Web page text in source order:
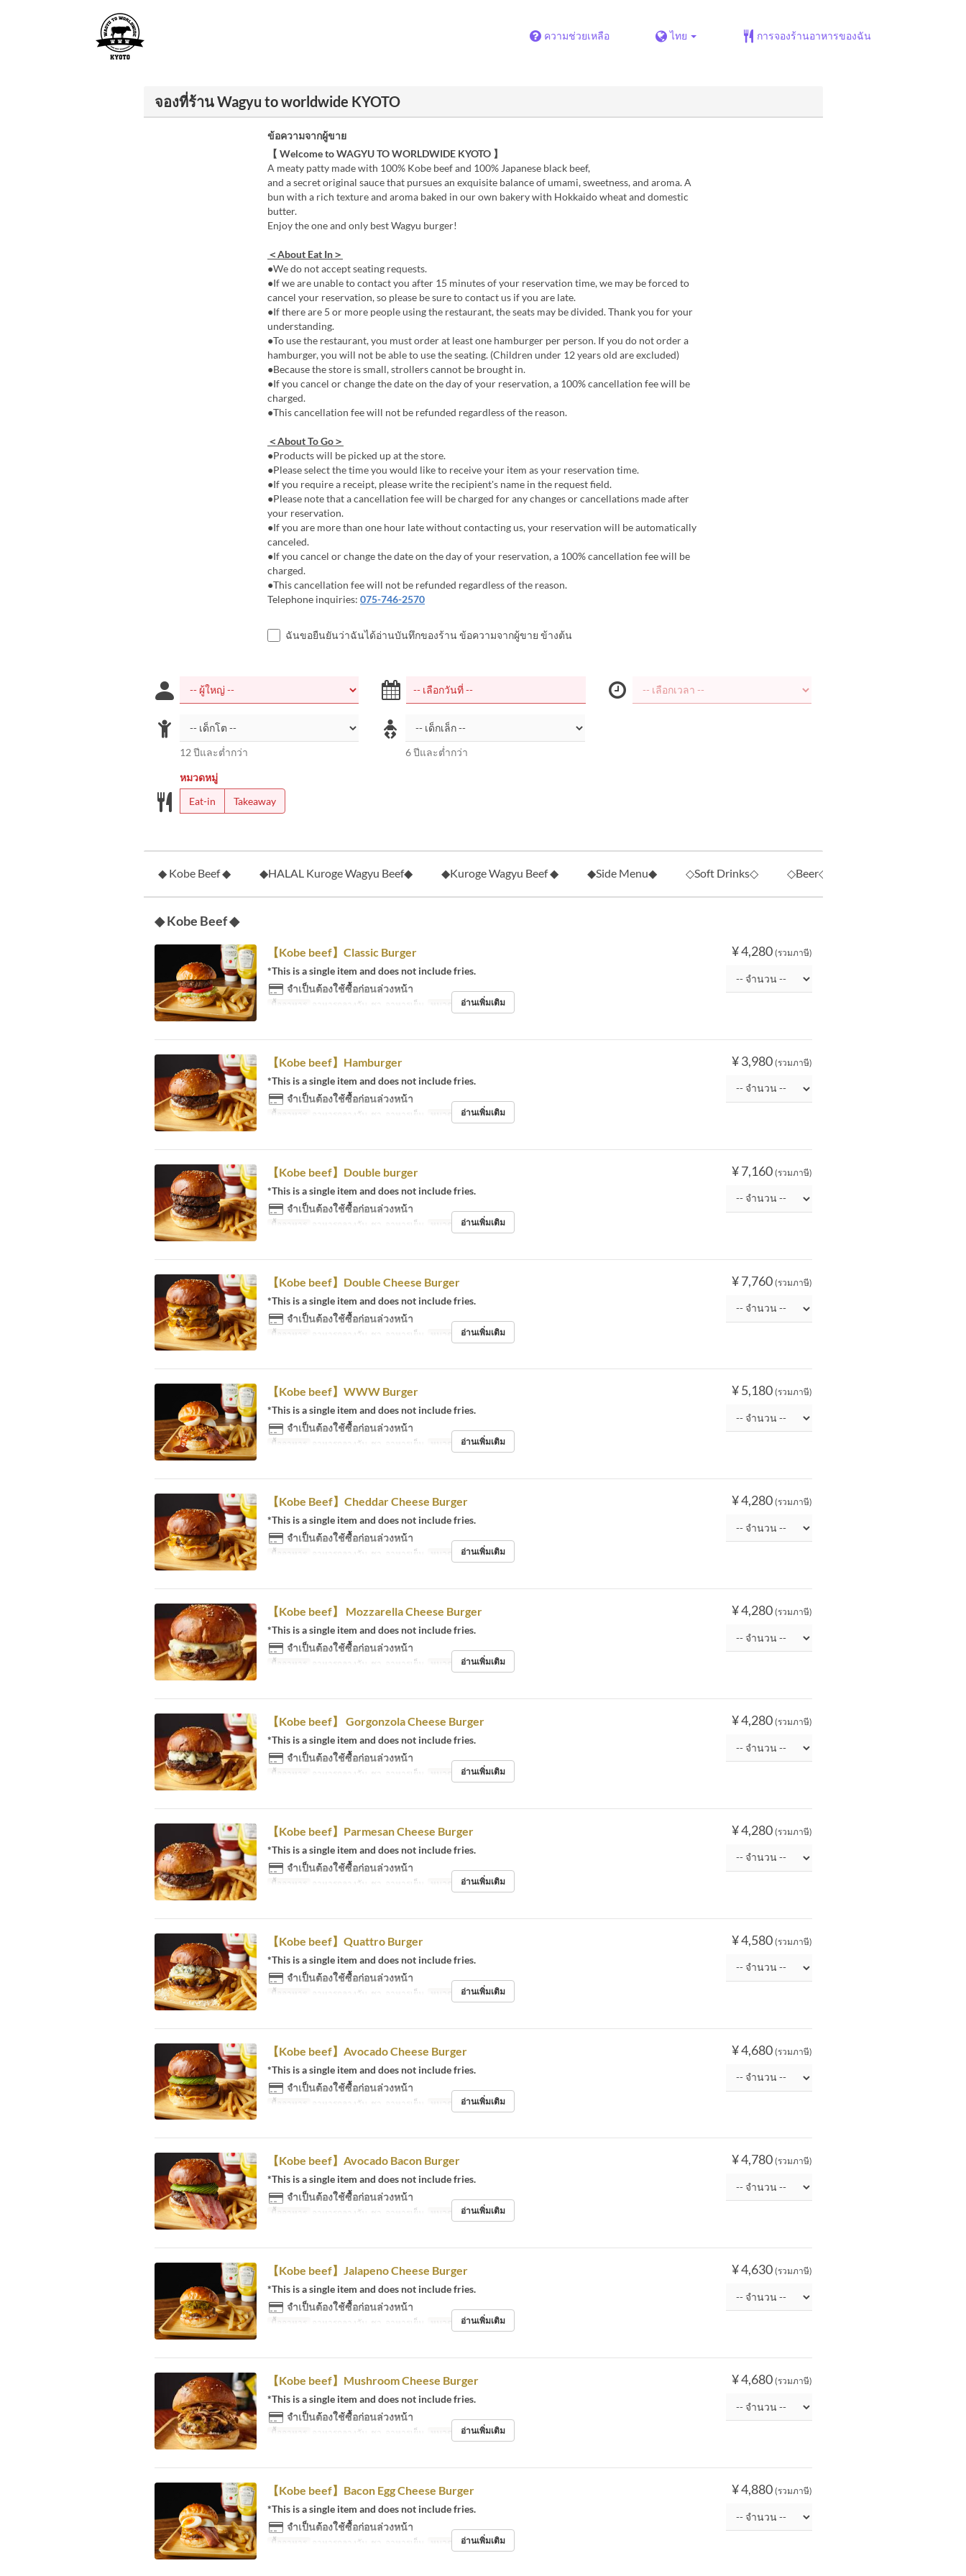
ความช่วยเหลือ ไทย การจองร้านอาหารของฉัน
จองที่ร้าน Wagyu to worldwide KYOTO
ข้อความจากผู้ขาย
【 Welcome to WAGYU TO WORLDWIDE KYOTO 】
A meaty patty made with 100% Kobe beef and 100% Japanese black beef,
and a secret original sauce that pursues an exquisite balance of umami, sweetness, and aroma. A
bun with a rich texture and aroma baked in our own bakery with Hokkaido wheat and domestic
butter.
Enjoy the one and only best Wagyu burger!
＜About Eat In＞
●We do not accept seating requests.
●If we are unable to contact you after 15 minutes of your reservation time, we may be forced to
cancel your reservation, so please be sure to contact us if you are late.
●If there are 5 or more people using the restaurant, the seats may be divided. Thank you for your
understanding.
●To use the restaurant, you must order at least one hamburger per person. If you do not order a
hamburger, you will not be able to use the seating. (Children under 12 years old are excluded)
●Because the store is small, strollers cannot be brought in.
●If you cancel or change the date on the day of your reservation, a 100% cancellation fee will be
charged.
●This cancellation fee will not be refunded regardless of the reason.
＜About To Go＞
●Products will be picked up at the store.
●Please select the time you would like to receive your item as your reservation time.
●If you require a receipt, please write the recipient's name in the request field.
●Please note that a cancellation fee will be charged for any changes or cancellations made after
your reservation.
●If you are more than one hour late without contacting us, your reservation will be automatically
canceled.
●If you cancel or change the date on the day of your reservation, a 100% cancellation fee will be
charged.
●This cancellation fee will not be refunded regardless of the reason.
Telephone inquiries: 075-746-2570
ฉันขอยืนยันว่าฉันได้อ่านบันทึกของร้าน ข้อความจากผู้ขาย ข้างต้น
12 ปีและต่ำกว่า 6 ปีและต่ำกว่า
หมวดหมู่
Eat-in
Takeaway
◆ Kobe Beef ◆ ◆HALAL Kuroge Wagyu Beef◆ ◆Kuroge Wagyu Beef ◆ ◆Side Menu◆ ◇Soft Drinks◇ ◇Beer◇
◆ Kobe Beef ◆
¥ 4,280 (รวมภาษี)
【Kobe beef】Classic Burger
*This is a single item and does not include fries.
จำเป็นต้องใช้ซื้อก่อนล่วงหน้า
มื้ออาหาร อาหารกลางวัน, ชา, อาหารเย็น หมวดหมู่ที่นั่ง Eat-in
อ่านเพิ่มเติม
¥ 3,980 (รวมภาษี)
【Kobe beef】Hamburger
*This is a single item and does not include fries.
จำเป็นต้องใช้ซื้อก่อนล่วงหน้า
มื้ออาหาร อาหารกลางวัน, ชา, อาหารเย็น หมวดหมู่ที่นั่ง Eat-in
อ่านเพิ่มเติม
¥ 7,160 (รวมภาษี)
【Kobe beef】Double burger
*This is a single item and does not include fries.
จำเป็นต้องใช้ซื้อก่อนล่วงหน้า
มื้ออาหาร อาหารกลางวัน, ชา, อาหารเย็น หมวดหมู่ที่นั่ง Eat-in
อ่านเพิ่มเติม
¥ 7,760 (รวมภาษี)
【Kobe beef】Double Cheese Burger
*This is a single item and does not include fries.
จำเป็นต้องใช้ซื้อก่อนล่วงหน้า
มื้ออาหาร อาหารกลางวัน, ชา, อาหารเย็น หมวดหมู่ที่นั่ง Eat-in
อ่านเพิ่มเติม
¥ 5,180 (รวมภาษี)
【Kobe beef】WWW Burger
*This is a single item and does not include fries.
จำเป็นต้องใช้ซื้อก่อนล่วงหน้า
มื้ออาหาร อาหารกลางวัน, ชา, อาหารเย็น หมวดหมู่ที่นั่ง Eat-in
อ่านเพิ่มเติม
¥ 4,280 (รวมภาษี)
【Kobe Beef】Cheddar Cheese Burger
*This is a single item and does not include fries.
จำเป็นต้องใช้ซื้อก่อนล่วงหน้า
มื้ออาหาร อาหารกลางวัน, ชา, อาหารเย็น หมวดหมู่ที่นั่ง Eat-in
อ่านเพิ่มเติม
¥ 4,280 (รวมภาษี)
【Kobe beef】 Mozzarella Cheese Burger
*This is a single item and does not include fries.
จำเป็นต้องใช้ซื้อก่อนล่วงหน้า
มื้ออาหาร อาหารกลางวัน, ชา, อาหารเย็น หมวดหมู่ที่นั่ง Eat-in
อ่านเพิ่มเติม
¥ 4,280 (รวมภาษี)
【Kobe beef】 Gorgonzola Cheese Burger
*This is a single item and does not include fries.
จำเป็นต้องใช้ซื้อก่อนล่วงหน้า
มื้ออาหาร อาหารกลางวัน, ชา, อาหารเย็น หมวดหมู่ที่นั่ง Eat-in
อ่านเพิ่มเติม
¥ 4,280 (รวมภาษี)
【Kobe beef】Parmesan Cheese Burger
*This is a single item and does not include fries.
จำเป็นต้องใช้ซื้อก่อนล่วงหน้า
มื้ออาหาร อาหารกลางวัน, ชา, อาหารเย็น หมวดหมู่ที่นั่ง Eat-in
อ่านเพิ่มเติม
¥ 4,580 (รวมภาษี)
【Kobe beef】Quattro Burger
*This is a single item and does not include fries.
จำเป็นต้องใช้ซื้อก่อนล่วงหน้า
มื้ออาหาร อาหารกลางวัน, ชา, อาหารเย็น หมวดหมู่ที่นั่ง Eat-in
อ่านเพิ่มเติม
¥ 4,680 (รวมภาษี)
【Kobe beef】Avocado Cheese Burger
*This is a single item and does not include fries.
จำเป็นต้องใช้ซื้อก่อนล่วงหน้า
มื้ออาหาร อาหารกลางวัน, ชา, อาหารเย็น หมวดหมู่ที่นั่ง Eat-in
อ่านเพิ่มเติม
¥ 4,780 (รวมภาษี)
【Kobe beef】Avocado Bacon Burger
*This is a single item and does not include fries.
จำเป็นต้องใช้ซื้อก่อนล่วงหน้า
มื้ออาหาร อาหารกลางวัน, ชา, อาหารเย็น หมวดหมู่ที่นั่ง Eat-in
อ่านเพิ่มเติม
¥ 4,630 (รวมภาษี)
【Kobe beef】Jalapeno Cheese Burger
*This is a single item and does not include fries.
จำเป็นต้องใช้ซื้อก่อนล่วงหน้า
มื้ออาหาร อาหารกลางวัน, ชา, อาหารเย็น หมวดหมู่ที่นั่ง Eat-in
อ่านเพิ่มเติม
¥ 4,680 (รวมภาษี)
【Kobe beef】Mushroom Cheese Burger
*This is a single item and does not include fries.
จำเป็นต้องใช้ซื้อก่อนล่วงหน้า
มื้ออาหาร อาหารกลางวัน, ชา, อาหารเย็น หมวดหมู่ที่นั่ง Eat-in
อ่านเพิ่มเติม
¥ 4,880 (รวมภาษี)
【Kobe beef】Bacon Egg Cheese Burger
*This is a single item and does not include fries.
จำเป็นต้องใช้ซื้อก่อนล่วงหน้า
มื้ออาหาร อาหารกลางวัน, ชา, อาหารเย็น หมวดหมู่ที่นั่ง Eat-in
อ่านเพิ่มเติม